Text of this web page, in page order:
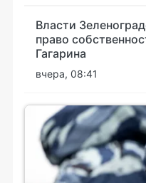
Власти
право
Гагарина
вчера, 08:41